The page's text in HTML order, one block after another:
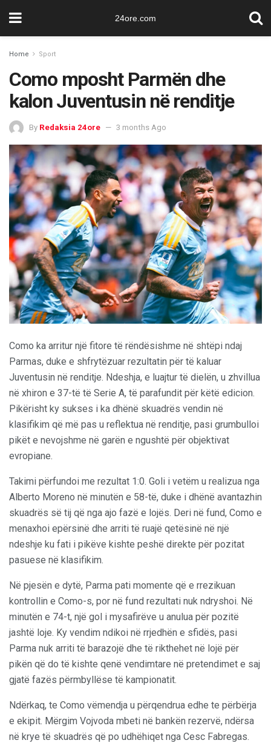
24ore.com
Home Sport
Como mposht Parmën dhe
kalon Juventusin në renditje
By Redaksia 24ore 3 months Ago
Como ka arritur një fitore të rëndësishme në shtëpi ndaj
Parmas, duke e shfrytëzuar rezultatin për të kaluar
Juventusin në renditje. Ndeshja, e luajtur të dielën, u zhvillua
në xhiron e 37-të të Serie A, të parafundit për këtë edicion.
Pikërisht ky sukses i ka dhënë skuadrës vendin në
klasifikim që më pas u reflektua në renditje, pasi grumbulloi
pikët e nevojshme në garën e ngushtë për objektivat
evropiane.
Takimi përfundoi me rezultat 1:0. Goli i vetëm u realizua nga
Alberto Moreno në minutën e 58-të, duke i dhënë avantazhin
skuadrës së tij që nga ajo fazë e lojës. Deri në fund, Como e
menaxhoi epërsinë dhe arriti të ruajë qetësinë në një
ndeshje ku fati i pikëve kishte peshë direkte për pozitat
pasuese në klasifikim.
Në pjesën e dytë, Parma pati momente që e rrezikuan
kontrollin e Como-s, por në fund rezultati nuk ndryshoi. Në
minutën e 74-t, një gol i mysafirëve u anulua për pozitë
jashtë loje. Ky vendim ndikoi në rrjedhën e sfidës, pasi
Parma nuk arriti të barazojë dhe të rikthehet në lojë për
pikën që do të kishte qenë vendimtare në pretendimet e saj
gjatë fazës përmbyllëse të kampionatit.
Ndërkaq, te Como vëmendja u përqendrua edhe te përbërja
e ekipit. Mërgim Vojvoda mbeti në bankën rezervë, ndërsa
në krye të skuadrës që po udhëhiqet nga Cesc Fabregas.